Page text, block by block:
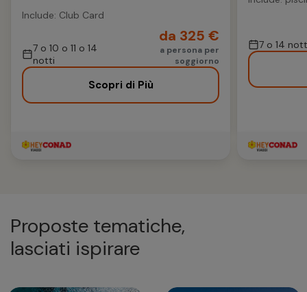
Include: Club Card
7 o 10 o 11 o 14
notti
da 325 €
a persona per
soggiorno
Scopri di Più
7 o 14
Proposte tematiche,
lasciati ispirare